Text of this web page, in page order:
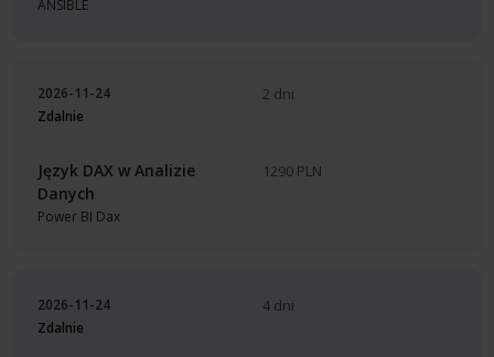
ANSIBLE
2026-11-24
Zdalnie
Język DAX w Analizie
Danych
Power BI Dax
2 dni
1290 PLN
2026-11-24
Zdalnie
4 dni